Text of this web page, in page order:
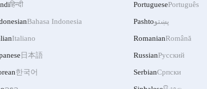
हिन्दी
Bahasa Indonesia
Italiano
日本語
한국어
PortuguesePortuguês
Pashtoپښتو
RomanianRomână
RussianРусский
SerbianСрпски